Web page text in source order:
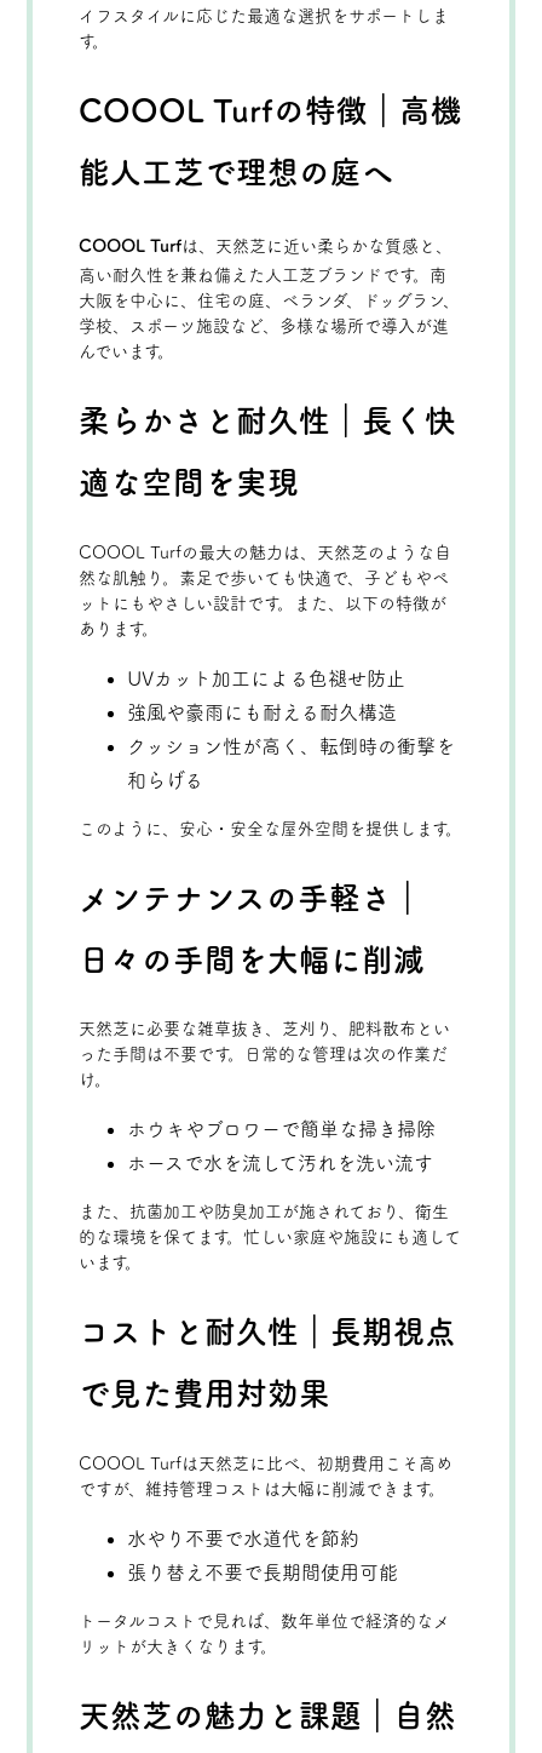
イフスタイルに応じた最適な選択をサポートしま
す。
COOOL Turfの特徴｜高機
能人工芝で理想の庭へ
COOOL Turfは、天然芝に近い柔らかな質感と、
高い耐久性を兼ね備えた人工芝ブランドです。南
大阪を中心に、住宅の庭、ベランダ、ドッグラン、
学校、スポーツ施設など、多様な場所で導入が進
んでいます。
柔らかさと耐久性｜長く快
適な空間を実現
COOOL Turfの最大の魅力は、天然芝のような自
然な肌触り。素足で歩いても快適で、子どもやペ
ットにもやさしい設計です。また、以下の特徴が
あります。
UVカット加工による色褪せ防止
強風や豪雨にも耐える耐久構造
クッション性が高く、転倒時の衝撃を
和らげる
このように、安心・安全な屋外空間を提供します。
メンテナンスの手軽さ｜
日々の手間を大幅に削減
天然芝に必要な雑草抜き、芝刈り、肥料散布とい
った手間は不要です。日常的な管理は次の作業だ
け。
ホウキやブロワーで簡単な掃き掃除
ホースで水を流して汚れを洗い流す
また、抗菌加工や防臭加工が施されており、衛生
的な環境を保てます。忙しい家庭や施設にも適して
います。
コストと耐久性｜長期視点
で見た費用対効果
COOOL Turfは天然芝に比べ、初期費用こそ高め
ですが、維持管理コストは大幅に削減できます。
水やり不要で水道代を節約
張り替え不要で長期間使用可能
トータルコストで見れば、数年単位で経済的なメ
リットが大きくなります。
天然芝の魅力と課題｜自然